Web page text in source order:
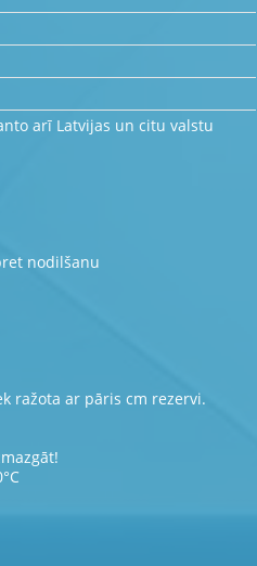
arī Latvijas un citu valstu
nodilšanu
ražota ar pāris cm rezervi.